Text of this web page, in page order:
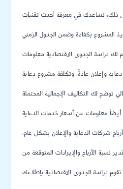
ذلك، تساعدك في معرفة أحدث تقنيات
المشروع بكفاءة وضمن الجدول الزمني
لك دراسة الجدوى الاقتصادية معلومات
وإعلان عادةً، وتكلفة مشروع دعاية
توضح لك التكاليف الإجمالية المحتملة
معلومات عن أسعار خدمات الدعاية
شركات الدعاية والإعلان بشكل عام،
نسبة الأرباح والإيرادات المتوقعة من
دراسة الجدوى الاقتصادية بإطلاعك